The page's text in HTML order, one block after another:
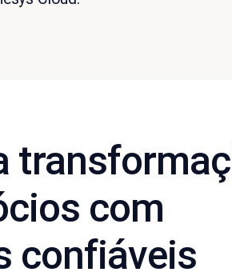
com
confiáveis